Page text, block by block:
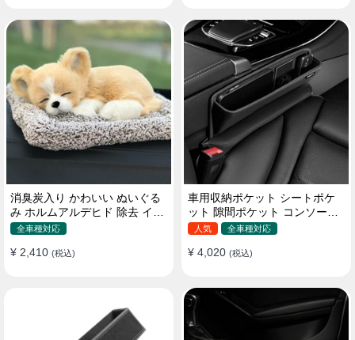
消臭炭入り かわいい ぬいぐる
み ホルムアルデヒド 除去 イン
テリア 贈り物
全車種対応
¥ 2,410 (税込)
車用収納ポケット シートポケ
ット 隙間ポケット コンソール
ボックス カー用品
人気 全車種対応
¥ 4,020 (税込)